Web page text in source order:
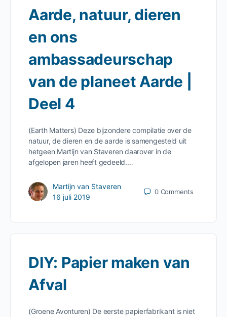
Aarde, natuur, dieren
en ons
ambassadeurschap
van de planeet Aarde |
Deel 4
(Earth Matters) Deze bijzondere compilatie over de
natuur, de dieren en de aarde is samengesteld uit
hetgeen Martijn van Staveren daarover in de
afgelopen jaren heeft gedeeld.…
Martijn van Staveren
16 juli 2019
0 Comments
DIY: Papier maken van
Afval
(Groene Avonturen) De eerste papierfabrikant is niet